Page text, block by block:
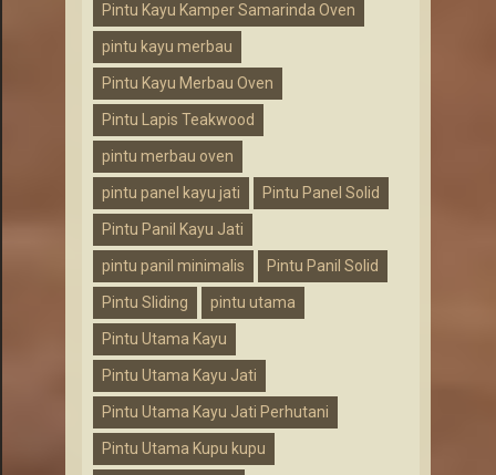
Pintu Kayu Kamper Samarinda Oven
pintu kayu merbau
Pintu Kayu Merbau Oven
Pintu Lapis Teakwood
pintu merbau oven
pintu panel kayu jati Pintu Panel Solid
Pintu Panil Kayu Jati
pintu panil minimalis Pintu Panil Solid
Pintu Sliding pintu utama
Pintu Utama Kayu
Pintu Utama Kayu Jati
Pintu Utama Kayu Jati Perhutani
Pintu Utama Kupu kupu